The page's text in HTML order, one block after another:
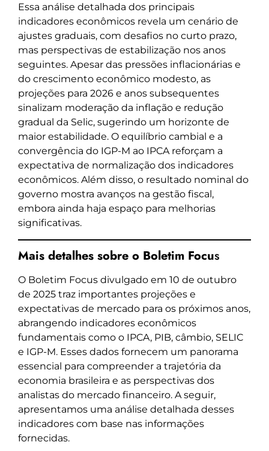
Essa análise detalhada dos principais
indicadores econômicos revela um cenário de
ajustes graduais, com desafios no curto prazo,
mas perspectivas de estabilização nos anos
seguintes. Apesar das pressões inflacionárias e
do crescimento econômico modesto, as
projeções para 2026 e anos subsequentes
sinalizam moderação da inflação e redução
gradual da Selic, sugerindo um horizonte de
maior estabilidade. O equilíbrio cambial e a
convergência do IGP-M ao IPCA reforçam a
expectativa de normalização dos indicadores
econômicos. Além disso, o resultado nominal do
governo mostra avanços na gestão fiscal,
embora ainda haja espaço para melhorias
significativas.
Mais detalhes sobre o Boletim Focus
O Boletim Focus divulgado em 10 de outubro
de 2025 traz importantes projeções e
expectativas de mercado para os próximos anos,
abrangendo indicadores econômicos
fundamentais como o IPCA, PIB, câmbio, SELIC
e IGP-M. Esses dados fornecem um panorama
essencial para compreender a trajetória da
economia brasileira e as perspectivas dos
analistas do mercado financeiro. A seguir,
apresentamos uma análise detalhada desses
indicadores com base nas informações
fornecidas.